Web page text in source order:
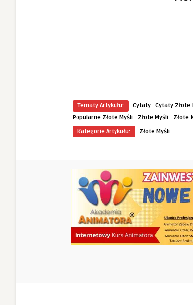
Tematy Artykułu: Cytaty · Cytaty Złote
Popularne Złote Myśli · Złote Myśli · Złote
Kategorie Artykułu:
Złote Myśli